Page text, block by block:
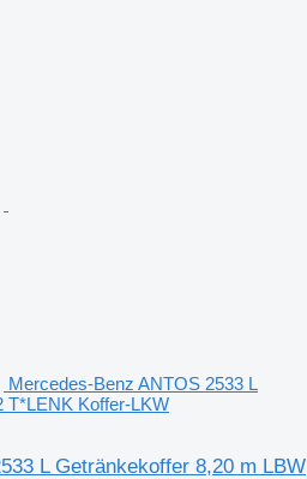
Mercedes-Benz ANTOS 2533 L
T*LENK Koffer-LKW
L Getränkekoffer 8,20 m LBW